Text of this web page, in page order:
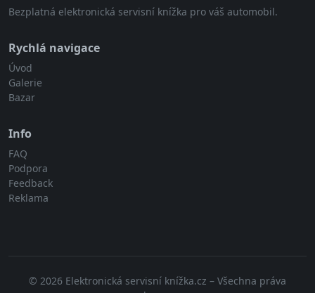
Bezplatná elektronická servisní knížka pro váš automobil.
Rychlá navigace
Úvod
Galerie
Bazar
Info
FAQ
Podpora
Feedback
Reklama
© 2026 Elektronická servisní knížka.cz – Všechna práva